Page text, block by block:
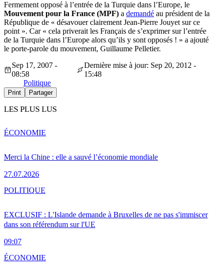
Fermement opposé à l’entrée de la Turquie dans l’Europe, le
Mouvement pour la France (MPF) a demandé au président de la
République de « désavouer clairement Jean-Pierre Jouyet sur ce
point ». Car « cela priverait les Français de s’exprimer sur l’entrée
de la Turquie dans l’Europe alors qu’ils y sont opposés ! » a ajouté
le porte-parole du mouvement, Guillaume Pelletier.
Sep 17, 2007 -
08:58
Dernière mise à jour: Sep 20, 2012 -
15:48
Politique
Print Partager
LES PLUS LUS
Merci la Chine : elle a sauvé l’économie mondiale
27.07.2026
ÉCONOMIE
EXCLUSIF : L'Islande demande à Bruxelles de ne pas s'immiscer
dans son référendum sur l'UE
09:07
POLITIQUE
ÉCONOMIE